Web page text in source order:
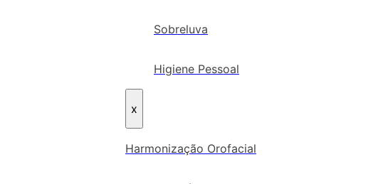
Sobreluva
Higiene Pessoal
x
Harmonização Orofacial